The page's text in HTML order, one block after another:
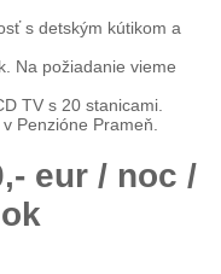
s detským kútikom a
Na požiadanie vieme
TV s 20 stanicami.
Penzióne Prameň.
eur / noc /